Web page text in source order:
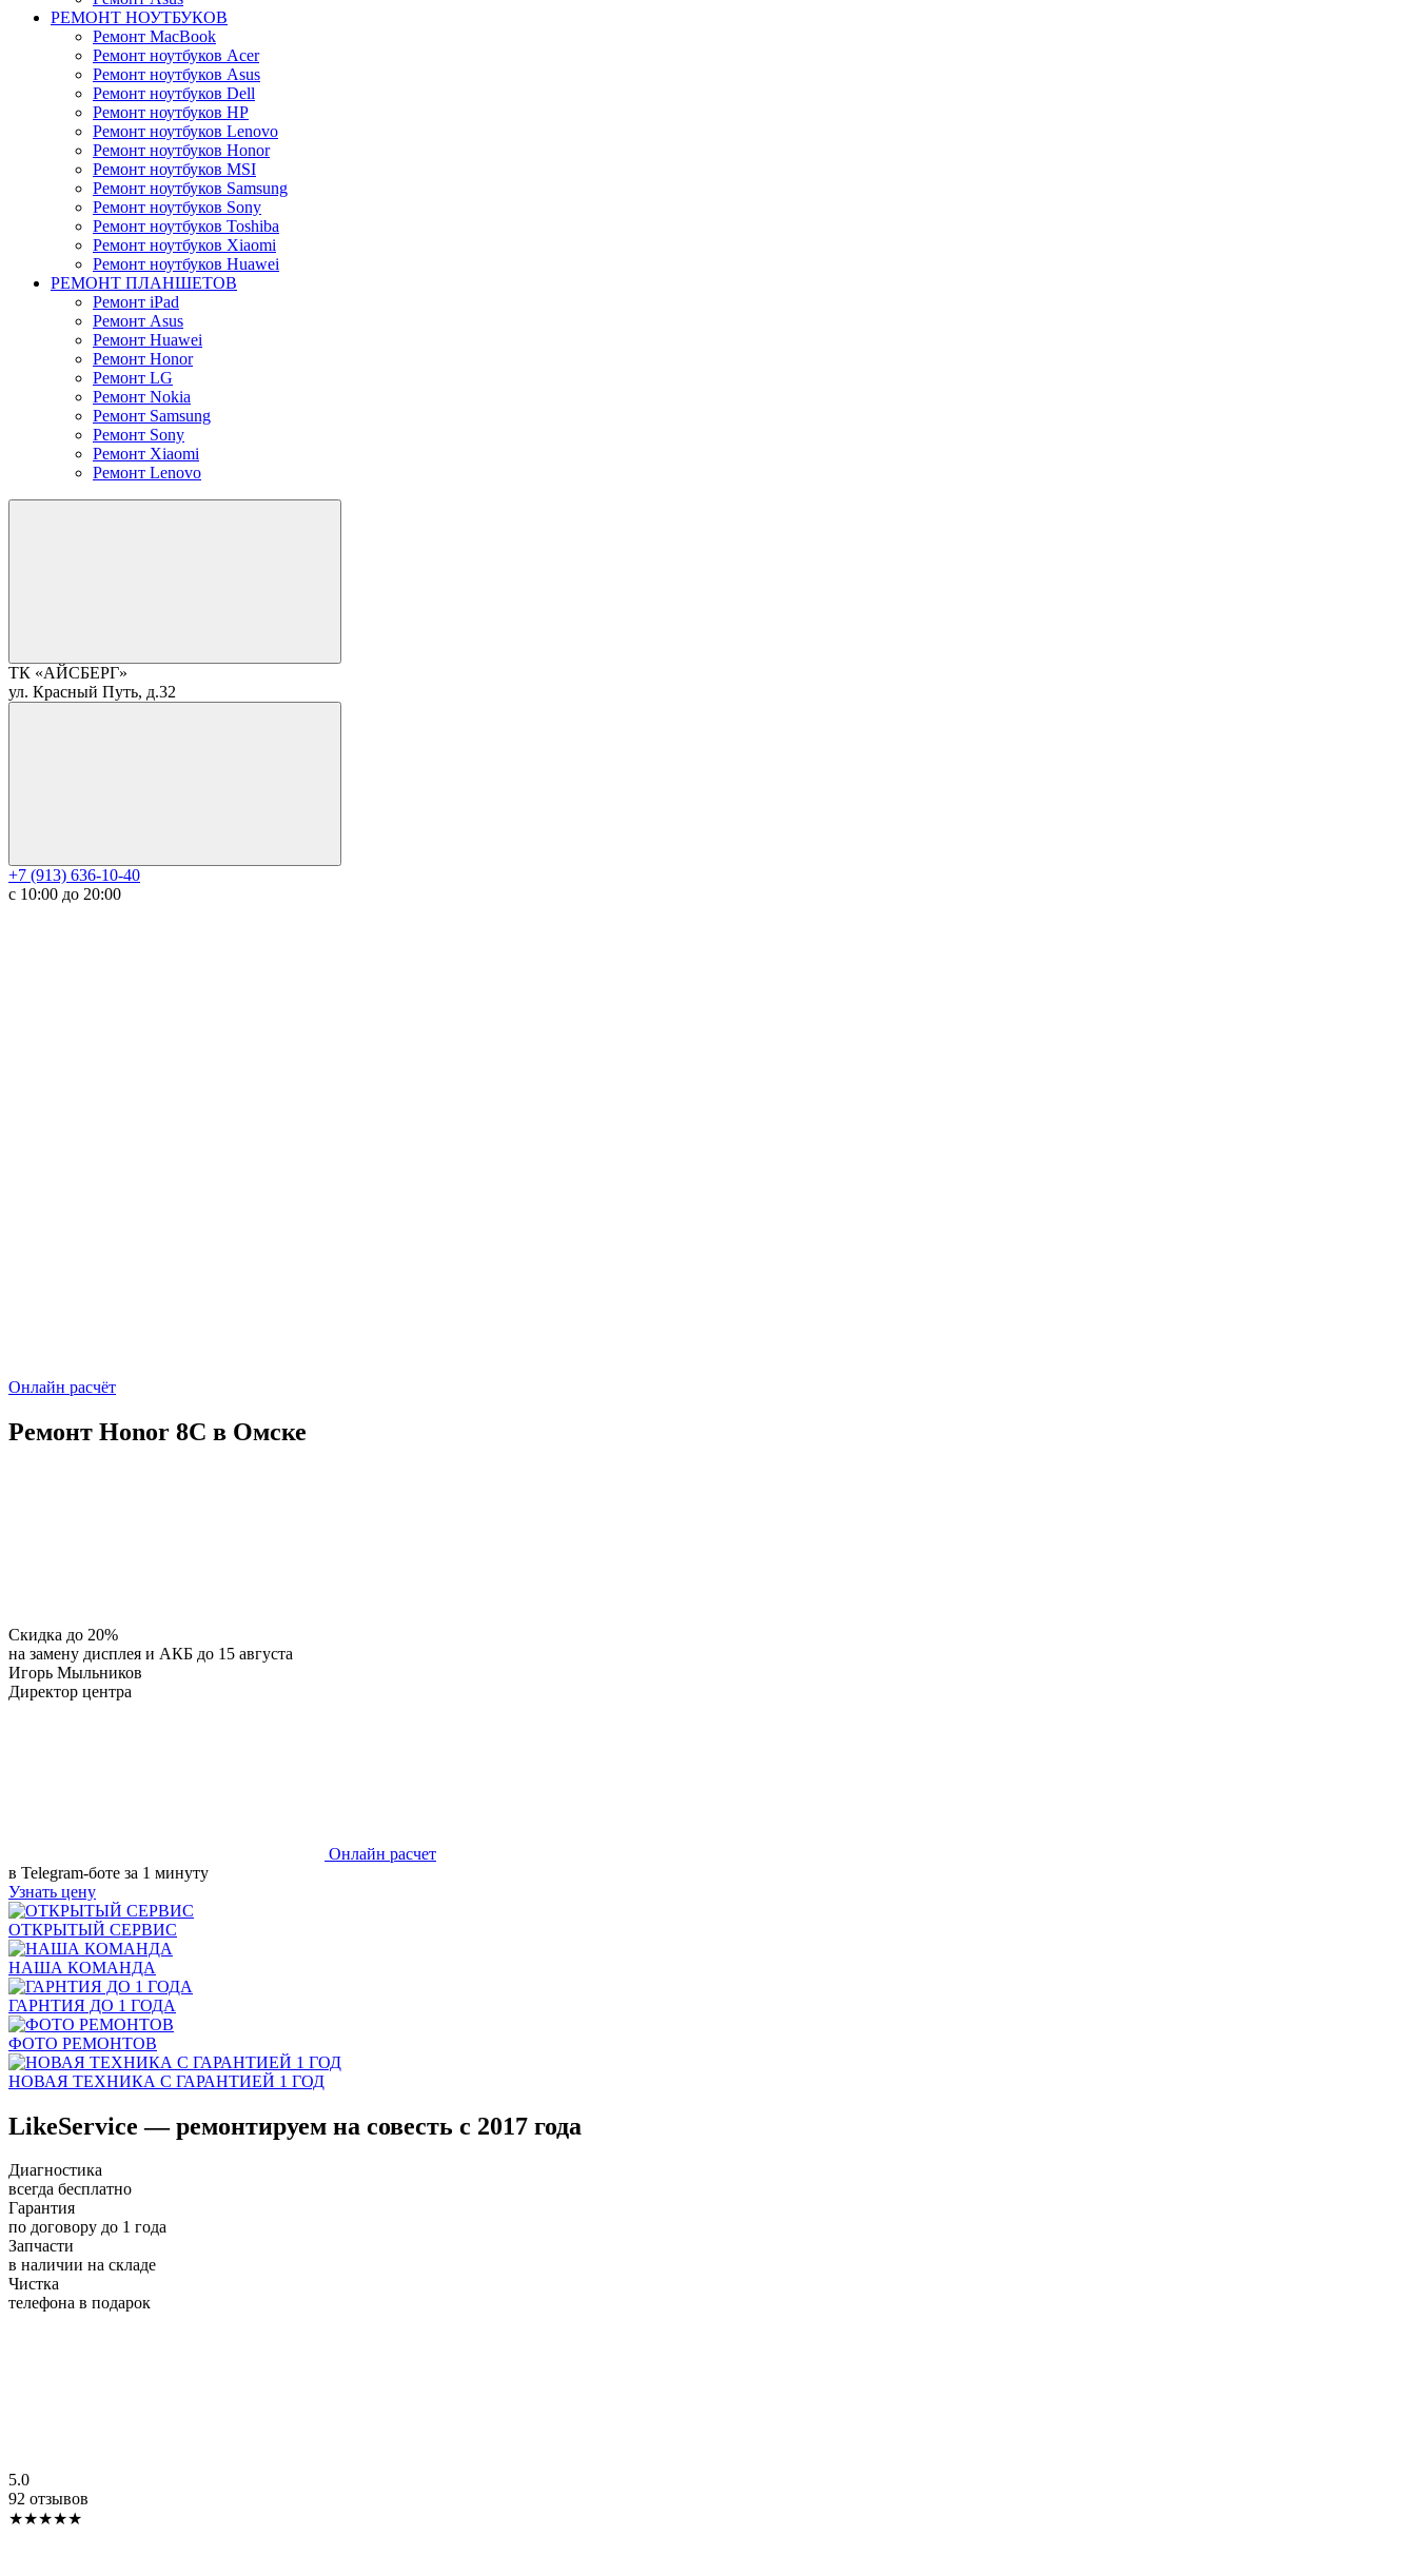
РЕМОНТ НОУТБУКОВ
Ремонт MacBook
Ремонт ноутбуков Acer
Ремонт ноутбуков Asus
Ремонт ноутбуков Dell
Ремонт ноутбуков HP
Ремонт ноутбуков Lenovo
Ремонт ноутбуков Honor
Ремонт ноутбуков MSI
Ремонт ноутбуков Samsung
Ремонт ноутбуков Sony
Ремонт ноутбуков Toshiba
Ремонт ноутбуков Xiaomi
Ремонт ноутбуков Huawei
РЕМОНТ ПЛАНШЕТОВ
Ремонт iPad
Ремонт Asus
Ремонт Huawei
Ремонт Honor
Ремонт LG
Ремонт Nokia
Ремонт Samsung
Ремонт Sony
Ремонт Xiaomi
Ремонт Lenovo
ТК «АЙСБЕРГ»
ул. Красный Путь, д.32
+7 (913) 636-10-40
с 10:00 до 20:00
Онлайн расчёт
Ремонт Honor 8C в Омске
Скидка до 20%
на замену дисплея и АКБ до 15 августа
Игорь Мыльников
Директор центра
Онлайн расчет
в Telegram-боте за 1 минуту
Узнать цену
ОТКРЫТЫЙ СЕРВИС
НАША КОМАНДА
ГАРНТИЯ ДО 1 ГОДА
ФОТО РЕМОНТОВ
НОВАЯ ТЕХНИКА С ГАРАНТИЕЙ 1 ГОД
LikeService — ремонтируем на совесть с 2017 года
Диагностика
всегда бесплатно
Гарантия
по договору до 1 года
Запчасти
в наличии на складе
Чистка
телефона в подарок
5.0
92 отзывов
★★★★★